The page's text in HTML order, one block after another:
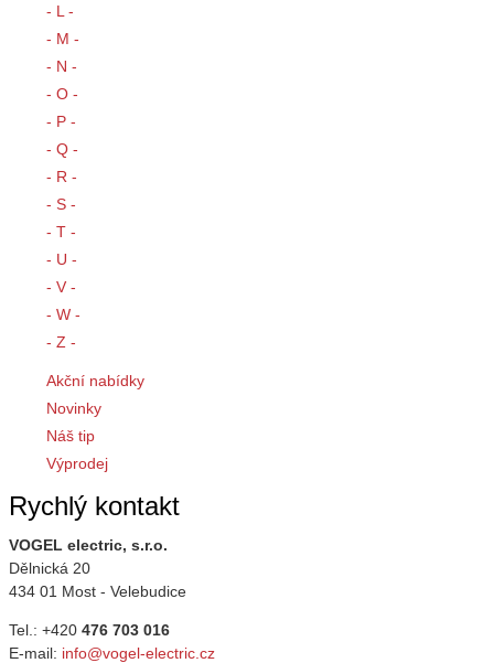
- L -
- M -
- N -
- O -
- P -
- Q -
- R -
- S -
- T -
- U -
- V -
- W -
- Z -
Akční nabídky
Novinky
Náš tip
Výprodej
Rychlý kontakt
VOGEL electric, s.r.o.
Dělnická 20
434 01 Most - Velebudice
Tel.: +420 476 703 016
E-mail: info@vogel-electric.cz